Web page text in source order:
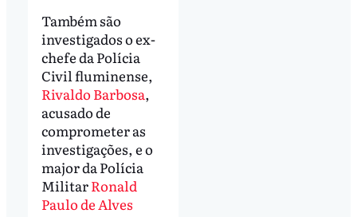
Também são
investigados o ex-
chefe da Polícia
Civil fluminense,
Rivaldo Barbosa,
acusado de
comprometer as
investigações, e o
major da Polícia
MilitarRonald
Paulo de Alves